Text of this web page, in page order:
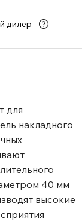
дилер
для
накладного
40 мм
высокие